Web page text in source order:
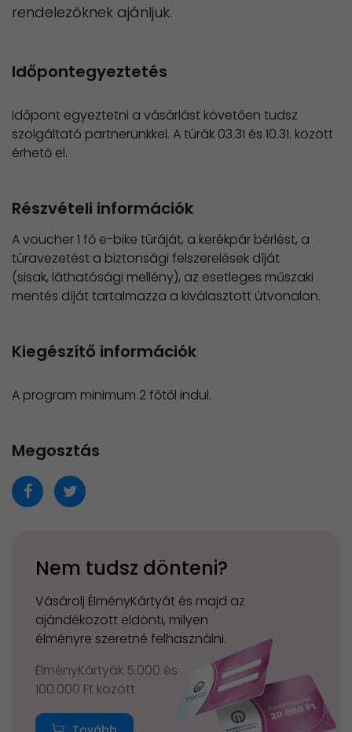
rendelezőknek ajánljuk.
Időpontegyeztetés
Időpont egyeztetni a vásárlást követően tudsz
szolgáltató partnerünkkel. A túrák 03.31 és 10.31. között
érhető el.
Részvételi információk
A voucher 1 fő e-bike túráját, a kerékpár bérlést, a
túravezetést a biztonsági felszerelések díját
(sisak, láthatósági mellény), az esetleges műszaki
mentés díját tartalmazza a kiválasztott útvonalon.
Kiegészítő információk
A program minimum 2 főtől indul.
Megosztás
Nem tudsz dönteni?
Vásárolj ÉlményKártyát és majd az
ajándékozott eldönti, milyen
élményre szeretné felhasználni.
ÉlményKártyák 5.000 és
100.000 Ft között